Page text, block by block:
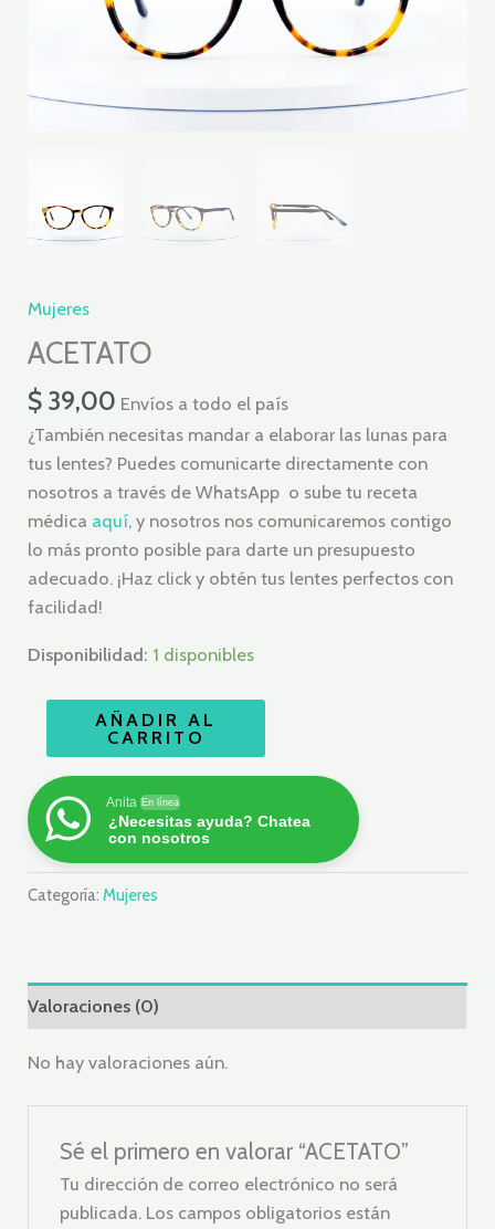
Mujeres
ACETATO
$ 39,00 Envíos a todo el país
¿También necesitas mandar a elaborar las lunas para
tus lentes? Puedes comunicarte directamente con
nosotros a través de WhatsApp o sube tu receta
médica aquí, y nosotros nos comunicaremos contigo
lo más pronto posible para darte un presupuesto
adecuado. ¡Haz click y obtén tus lentes perfectos con
facilidad!
Disponibilidad: 1 disponibles
AÑADIR AL
CARRITO
Anita En línea
¿Necesitas ayuda? Chatea
con nosotros
Categoría:Mujeres
Valoraciones (0)
No hay valoraciones aún.
Sé el primero en valorar “ACETATO”
Tu dirección de correo electrónico no será
publicada. Los campos obligatorios están